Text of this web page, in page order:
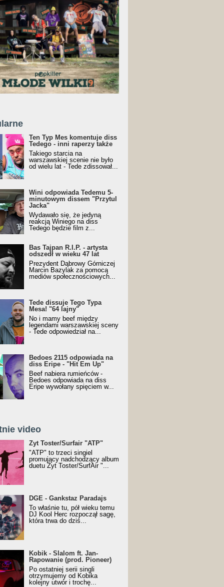
Ten Typ Mes komentuje diss
Tedego - inni raperzy także
Takiego starcia na
warszawskiej scenie nie było
od wielu lat - Tede zdissował...
Wini odpowiada Tedemu 5-
minutowym dissem "Przytul
Jacka"
Wydawało się, że jedyną
reakcją Winiego na diss
Tedego będzie film z...
Bas Tajpan R.I.P. - artysta
odszedł w wieku 47 lat
Prezydent Dąbrowy Górniczej
Marcin Bazylak za pomocą
mediów społecznościowych...
Tede dissuje Tego Typa
Mesa! "64 lajny"
No i mamy beef między
legendami warszawskiej sceny
- Tede odpowiedział na...
Bedoes 2115 odpowiada na
diss Eripe - "Hit Em Up"
Beef nabiera rumieńców -
Bedoes odpowiada na diss
Eripe wywołany spięciem w...
video
SurfAir - ATP VIDEO
Żyt Toster/Surfair "ATP"
"ATP" to trzeci singiel
promujący nadchodzący album
duetu Żyt Toster/SurfAir "...
z nagrodą za
Trueschoolowy
Roku (Popkillery 2023)
DGE - Gankstaz Paradajs
To właśnie tu, pół wieku temu
DJ Kool Herc rozpoczął sagę,
która trwa do dziś...
- Slalom ft. Jan-
(prod. Pioneer)
Music Visualiser]
Kobik - Slalom ft. Jan-
Rapowanie (prod. Pioneer)
Po ostatniej serii singli
otrzymujemy od Kobika
kolejny utwór i trochę...